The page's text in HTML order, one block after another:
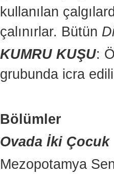
kullanılan
çalınırlar. Bütün
KUMRU KUŞU:
grubunda icra
Bölümler
Ovada İki Çocuk
Mezopotamya